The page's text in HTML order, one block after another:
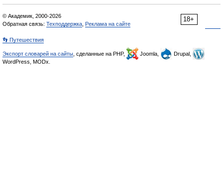
18+
© Академик, 2000-2026
Обратная связь: Техподдержка Реклама на сайте
👣 Путешествия
Экспорт словарей на сайты , сделанные на PHP, Joomla,
Drupal,
WordPress, MODx.